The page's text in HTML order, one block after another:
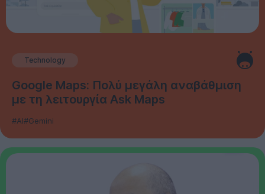
Technology
Google Maps: Πολύ μεγάλη αναβάθμιση
με τη λειτουργία Ask Maps
#AI#Gemini